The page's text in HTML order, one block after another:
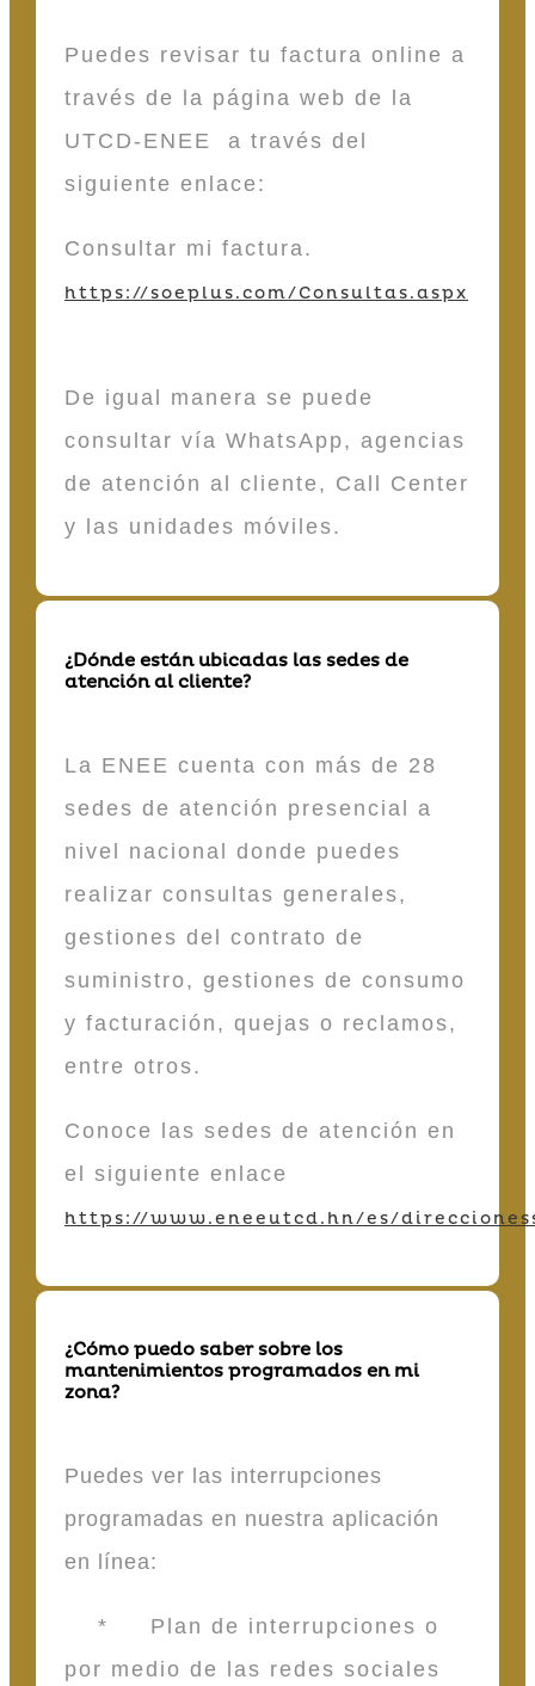
Puedes revisar tu factura online a
través de la página web de la
UTCD-ENEE a través del
siguiente enlace:
Consultar mi factura.
https://soeplus.com/Consultas.aspx
De igual manera se puede
consultar vía WhatsApp, agencias
de atención al cliente, Call Center
y las unidades móviles.
¿Dónde están ubicadas las sedes de
atención al cliente?
La ENEE cuenta con más de 28
sedes de atención presencial a
nivel nacional donde puedes
realizar consultas generales,
gestiones del contrato de
suministro, gestiones de consumo
y facturación, quejas o reclamos,
entre otros.
Conoce las sedes de atención en
el siguiente enlace
https://www.eneeutcd.hn/es/
¿Cómo puedo saber sobre los
mantenimientos programados en mi
zona?
Puedes ver las interrupciones
programadas en nuestra aplicación
en línea:
* Plan de interrupciones o
por medio de las redes sociales